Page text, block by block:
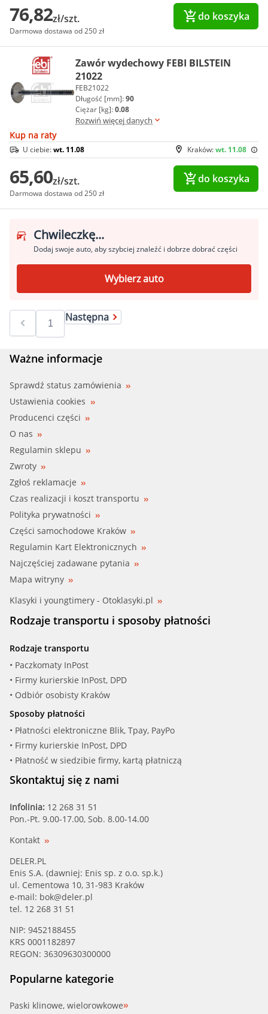
76,82zł/szt.
Darmowa dostawa od 250 zł
do koszyka
Zawór wydechowy FEBI BILSTEIN
21022
FEB21022
Długość [mm]:90
Ciężar [kg]:0.08
Rozwiń więcej danych
Kup na raty
Kraków:wt. 11.08
U ciebie:wt. 11.08
65,60zł/szt.
Darmowa dostawa od 250 zł
do koszyka
Chwileczkę...
Dodaj swoje auto, aby szybciej znaleźć i dobrze dobrać części
Wybierz auto
Następna
Ważne informacje
Sprawdź status zamówienia
Ustawienia cookies
Producenci części
O nas
Regulamin sklepu
Zwroty
Zgłoś reklamacje
Czas realizacji i koszt transportu
Polityka prywatności
Części samochodowe Kraków
Regulamin Kart Elektronicznych
Najczęściej zadawane pytania
Mapa witryny
Klasyki i youngtimery - Otoklasyki.pl
Rodzaje transportu i sposoby płatności
Rodzaje transportu
• Paczkomaty InPost
• Firmy kurierskie InPost, DPD
• Odbiór osobisty Kraków
Sposoby płatności
• Płatności elektroniczne Blik, Tpay, PayPo
• Firmy kurierskie InPost, DPD
• Płatność w siedzibie firmy, kartą płatniczą
Skontaktuj się z nami
Infolinia: 12 268 31 51
Pon.-Pt. 9.00-17.00, Sob. 8.00-14.00
Kontakt
DELER.PL
Enis S.A. (dawniej: Enis sp. z o.o. sp.k.)
ul. Cementowa 10, 31-983 Kraków
e-mail: bok@deler.pl
tel. 12 268 31 51
NIP: 9452188455
KRS 0001182897
REGON: 36309630300000
Popularne kategorie
Paski klinowe, wielorowkowe